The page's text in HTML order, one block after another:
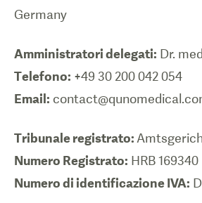
Germany
Amministratori delegati:
Telefono:
Email:
Tribunale registrato:
Numero Registrato:
Numero di identificazione IVA: